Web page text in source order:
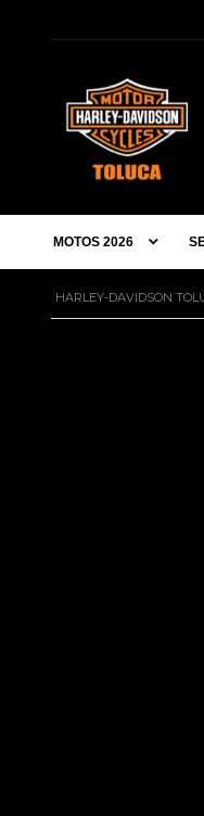
MOTOS 2026
HARLEY-DAVIDSON